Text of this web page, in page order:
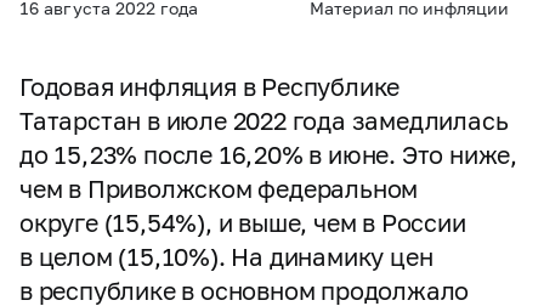
16 августа 2022 года Материал по инфляции
Годовая инфляция в Республике
Татарстан в июле 2022 года замедлилась
до 15,23% после 16,20% в июне. Это ниже,
чем в Приволжском федеральном
округе (15,54%), и выше, чем в России
в целом (15,10%). На динамику цен
в республике в основном продолжало